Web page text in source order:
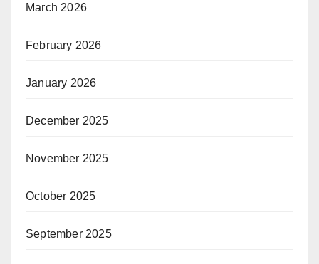
March 2026
February 2026
January 2026
December 2025
November 2025
October 2025
September 2025